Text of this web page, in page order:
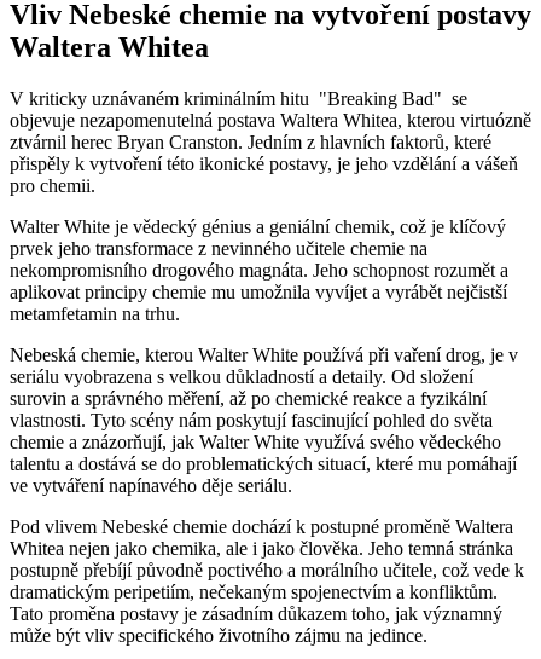
Vliv Nebeské‍ chemie na vytvoření postavy
Waltera Whitea
V kriticky uznávaném ‌kriminálním hitu ‍ "Breaking ​Bad" ​ se
objevuje nezapomenutelná⁤ postava Waltera ​Whitea, kterou ⁣virtuózně
ztvárnil herec Bryan Cranston. Jedním z hlavních faktorů, které
přispěly k vytvoření ⁤této ikonické postavy, je jeho vzdělání a vášeň
pro chemii.
Walter White je⁣ vědecký génius a​ geniální chemik, což je klíčový
prvek jeho‍ transformace z nevinného učitele chemie na
nekompromisního drogového magnáta. ​Jeho schopnost rozumět ‌a
aplikovat principy chemie mu umožnila​ vyvíjet a vyrábět ⁢nejčistší
⁤metamfetamin ​na trhu.
Nebeská chemie, kterou Walter White používá při vaření drog, je v
seriálu vyobrazena s ⁣velkou⁤ důkladností a detaily. Od ⁤složení
surovin a správného měření, až po chemické reakce a fyzikální
vlastnosti. Tyto ‍scény nám poskytují fascinující pohled do světa
chemie a‌ znázorňují, jak Walter White využívá ‌svého vědeckého
‍talentu‍ a⁣ dostává se⁤ do problematických situací, které mu pomáhají
ve vytváření napínavého děje⁢ seriálu.
Pod vlivem Nebeské chemie dochází k postupné proměně⁤ Waltera
Whitea nejen⁢ jako chemika, ale i jako člověka. Jeho temná stránka⁢
postupně přebíjí původně poctivého a morálního učitele, což vede k
dramatickým peripetiím,‍ nečekaným spojenectvím⁢ a konfliktům.
Tato proměna postavy je zásadním důkazem toho, jak významný
může být vliv specifického ‍životního zájmu na jedince.